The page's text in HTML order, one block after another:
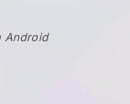
Android